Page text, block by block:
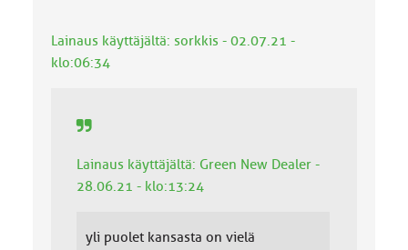
k
a
Lainaus käyttäjältä: sorkkis - 02.07.21 -
klo:06:34
Lainaus käyttäjältä: Green New Dealer -
28.06.21 - klo:13:24
yli puolet kansasta on vielä